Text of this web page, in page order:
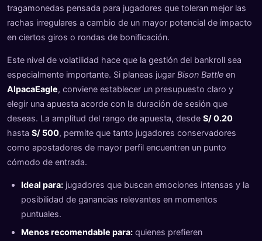
tragamonedas pensada para jugadores que toleran mejor las
rachas irregulares a cambio de un mayor potencial de impacto
en ciertos giros o rondas de bonificación.
Este nivel de volatilidad hace que la gestión del bankroll sea
especialmente importante. Si planeas jugar Bison Battle en
AlpacaEagle, conviene establecer un presupuesto claro y
elegir una apuesta acorde con la duración de sesión que
deseas. La amplitud del rango de apuesta, desde S/ 0.20
hasta S/ 500, permite que tanto jugadores conservadores
como apostadores de mayor perfil encuentren un punto
cómodo de entrada.
Ideal para: jugadores que buscan emociones intensas y la
posibilidad de ganancias relevantes en momentos
puntuales.
Menos recomendable para: quienes prefieren